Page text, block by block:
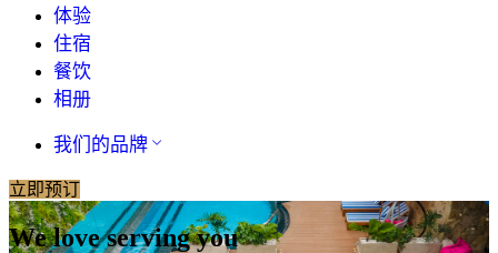
体验
住宿
餐饮
相册
我们的品牌
立即预订
We love serving you